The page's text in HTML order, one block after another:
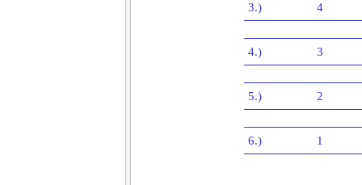
3.) 4
4.) 3
5.) 2
6.) 1